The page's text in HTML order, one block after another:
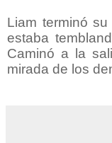
Liam terminó
estaba
Caminó a la
mirada de los